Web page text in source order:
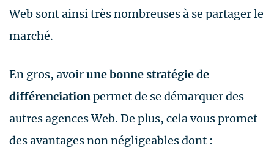
Web sont ainsi très nombreuses à se partager le
marché.
En gros, avoirune bonne stratégie de
différenciationpermet de se démarquer des
autres agences Web. De plus, cela vous promet
des avantages non négligeables dont :